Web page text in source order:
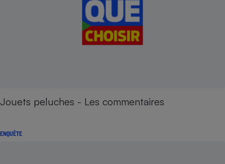
Jouets peluches - Les commentaires
ENQUÊTE